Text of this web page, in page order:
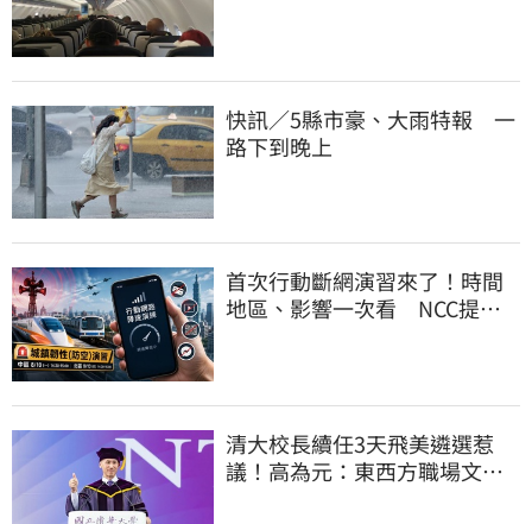
快訊／5縣市豪、大雨特報 一
路下到晚上
首次行動斷網演習來了！時間
地區、影響一次看 NCC提醒
清大校長續任3天飛美遴選惹
議！高為元：東西方職場文化